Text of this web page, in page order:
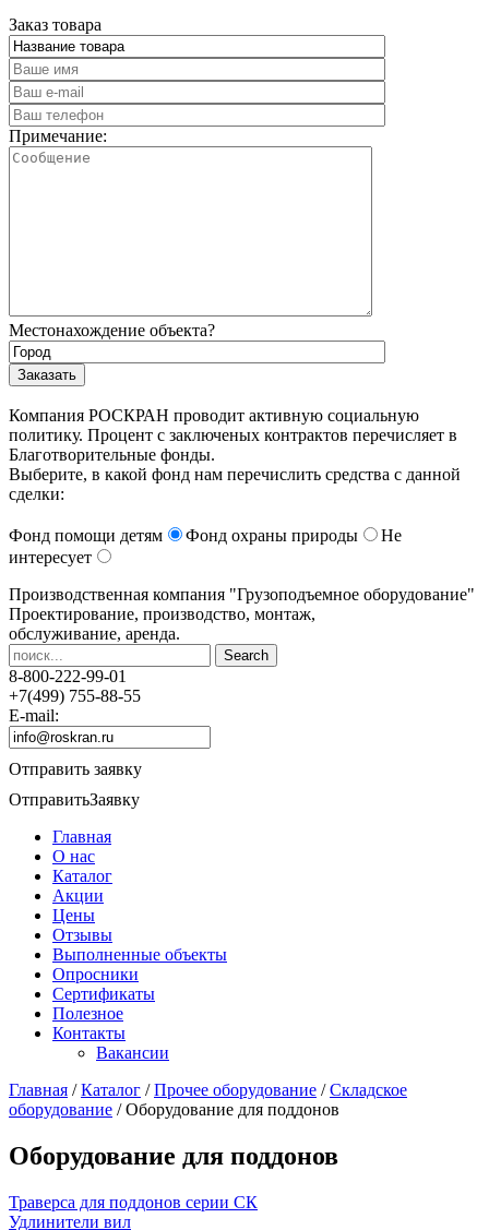
Заказ товара
Примечание:
Местонахождение объекта?
Компания РОСКРАН проводит активную социальную
политику. Процент с заключеных контрактов перечисляет в
Благотворительные фонды.
Выберите, в какой фонд нам перечислить средства с данной
сделки:
Фонд помощи детям Фонд охраны природы
Не
интересует
Производственная компания "Грузоподъемное оборудование"
Проектирование, производство, монтаж,
обслуживание, аренда.
8-800-222-99-01
+7(499) 755-88-55
E-mail:
Отправить заявку
ОтправитьЗаявку
Главная
О нас
Каталог
Акции
Цены
Отзывы
Выполненные объекты
Опросники
Сертификаты
Полезное
Контакты
Вакансии
Главная /Каталог /Прочее оборудование /Складское
оборудование /Оборудование для поддонов
Оборудование для поддонов
Траверса для поддонов серии СК
Удлинители вил